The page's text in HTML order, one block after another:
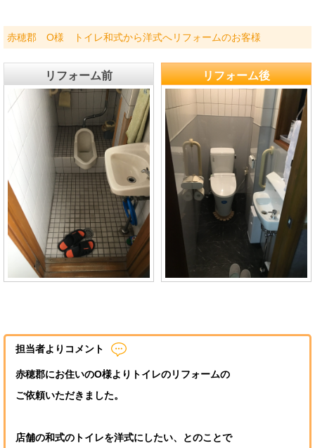
赤穂郡 O様 トイレ和式から洋式へリフォームのお客様
リフォーム前 リフォーム後
担当者よりコメント
赤穂郡にお住いのO様よりトイレのリフォームの
ご依頼いただきました。
店舗の和式のトイレを洋式にしたい、とのことで